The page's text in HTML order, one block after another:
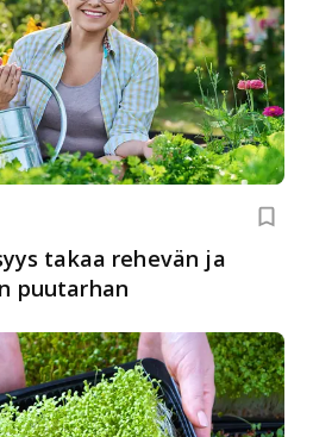
takaa rehevän ja
puutarhan